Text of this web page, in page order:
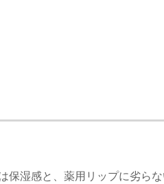
保湿感と、薬用リップに劣ら